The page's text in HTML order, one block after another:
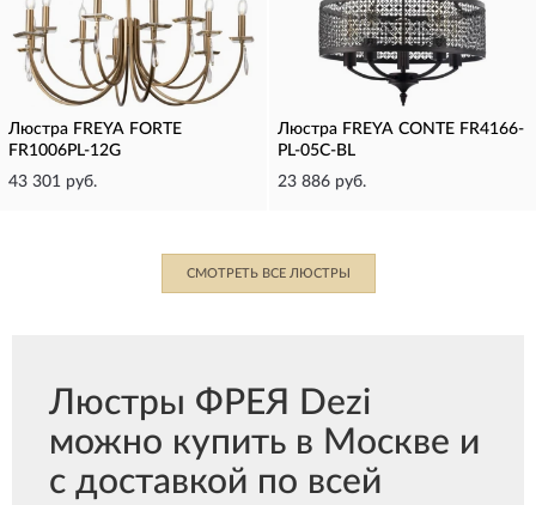
Люстра FREYA FORTE
FR1006PL-12G
43 301 руб.
Люстра FREYA CONTE FR4166-
PL-05C-BL
23 886 руб.
СМОТРЕТЬ ВСЕ ЛЮСТРЫ
Люстры ФРЕЯ Dezi
можно купить в Москве и
с доставкой по всей